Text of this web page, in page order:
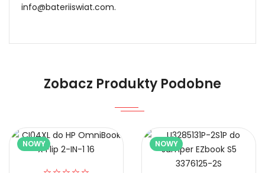
info@bateriiswiat.com.
1.Model urządzenia
Zobacz Produkty Podobne
NOWY NOWY